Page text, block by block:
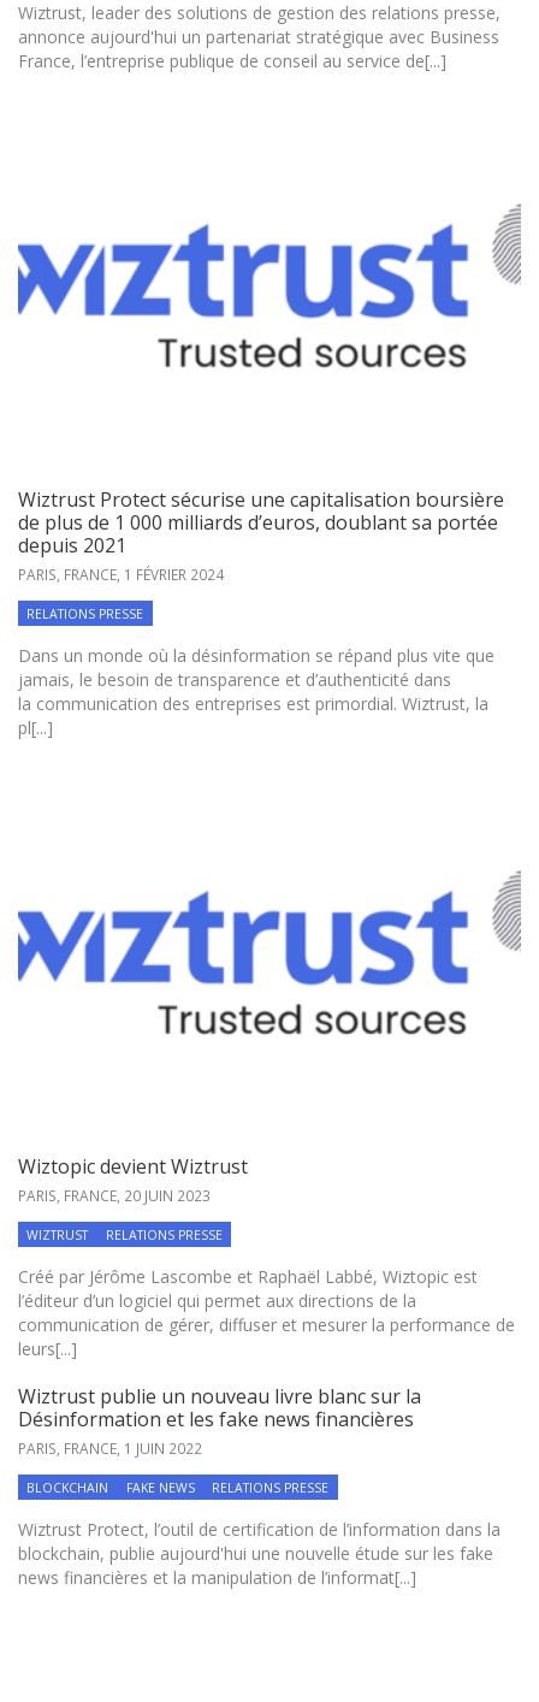
Wiztrust, leader des solutions de gestion des relations presse,
annonce aujourd'hui un partenariat stratégique avec Business
France, l’entreprise publique de conseil au service de[...]
Wiztrust Protect sécurise une capitalisation boursière
de plus de 1 000 milliards d’euros, doublant sa portée
depuis 2021
PARIS, FRANCE, 1 FÉVRIER 2024
RELATIONS PRESSE
Dans un monde où la désinformation se répand plus vite que
jamais, le besoin de transparence et d’authenticité dans
la communication des entreprises est primordial. Wiztrust, la
pl[...]
Wiztopic devient Wiztrust
PARIS, FRANCE, 20 JUIN 2023
WIZTRUST RELATIONS PRESSE
Créé par Jérôme Lascombe et Raphaël Labbé, Wiztopic est
l’éditeur d’un logiciel qui permet aux directions de la
communication de gérer, diffuser et mesurer la performance de
leurs[...]
Wiztrust publie un nouveau livre blanc sur la
Désinformation et les fake news financières
PARIS, FRANCE, 1 JUIN 2022
BLOCKCHAIN FAKE NEWS RELATIONS PRESSE
Wiztrust Protect, l’outil de certification de l’information dans la
blockchain, publie aujourd'hui une nouvelle étude sur les fake
news financières et la manipulation de l’informat[...]